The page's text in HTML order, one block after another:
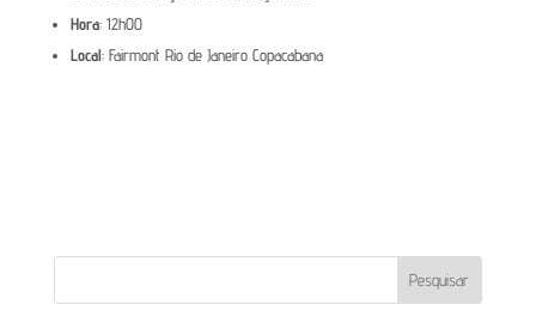
Hora: 12h00
Local: Fairmont Rio de Janeiro Copacabana